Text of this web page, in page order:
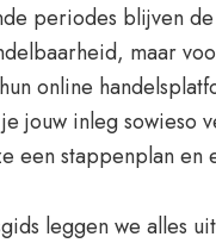
periodes blijven
maar
online
jouw inleg sowieso
een stappenplan
leggen we alles